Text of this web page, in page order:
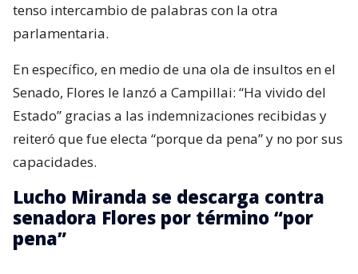
tenso intercambio de palabras con la otra
parlamentaria.
En específico, en medio de una ola de insultos en el
Senado, Flores le lanzó a Campillai: “Ha vivido del
Estado” gracias a las indemnizaciones recibidas y
reiteró que fue electa “porque da pena” y no por sus
capacidades.
Lucho Miranda se descarga contra
senadora Flores por término “por
pena”